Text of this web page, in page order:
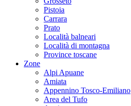
Pistoia
Carrara
Prato
Località balneari
Località di montagna
Province toscane
Zone
Alpi Apuane
Amiata
Appennino Tosco-Emiliano
Area del Tufo